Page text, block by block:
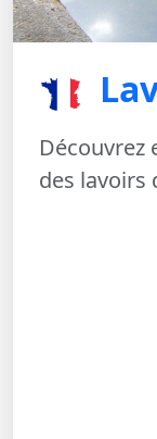
Découvrez
des lavoirs